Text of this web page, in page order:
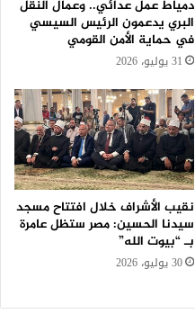
دمياط عمل عدائي.. وعمال النقل
البري يدعمون الرئيس السيسي
في حماية الأمن القومي
31 يوليو، 2026
نقيب الأشراف خلال افتتاح مسجد
سيدنا الحسين: مصر ستظل عامرة
بـ “بيوت الله”
30 يوليو، 2026